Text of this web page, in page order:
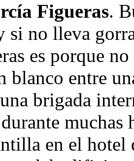
Figueras.
si no lleva
es porque
blanco entre
brigada
muchas
en el hotel